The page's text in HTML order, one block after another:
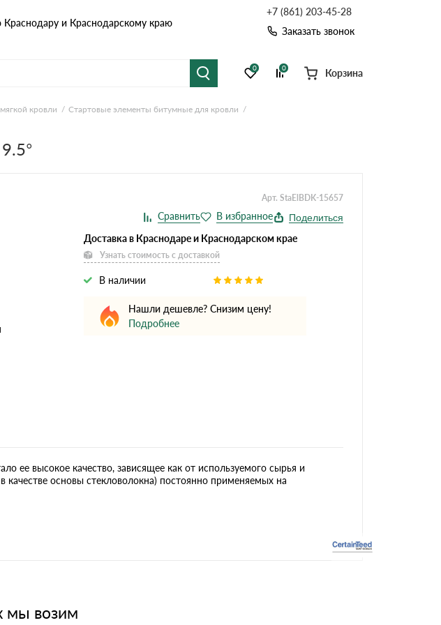
Краснодару и Краснодарскому краю
+7 (861) 203-45-28
Заказать звонок
Гибкая черепица
Софиты
Ондутисс
0 0 Корзина
кровли
Стартовые элементы битумные для кровли
Арт. StaElBDK-15657
Поделиться
Доставка в Краснодаре и Краснодарском крае
Узнать стоимость с доставкой
В наличии
Нашли дешевле? Снизим цену!
Подробнее
ее высокое качество, зависящее как от используемого сырья и
основы стекловолокна) постоянно применяемых на
мы возим